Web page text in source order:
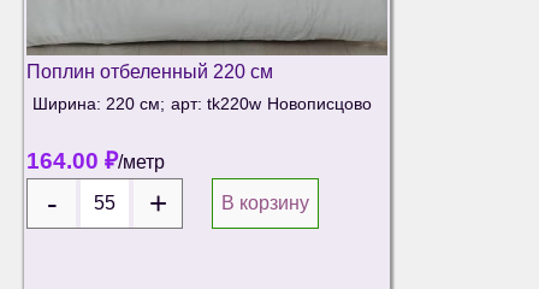
Поплин отбеленный 220 см
Ширина: 220 см; арт: tk220w Новописцово
164.00 ₽/метр
В корзину